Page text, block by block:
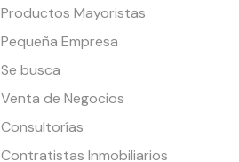
Productos Mayoristas
Pequeña Empresa
Se busca
Venta de Negocios
Consultorías
Contratistas Inmobiliarios